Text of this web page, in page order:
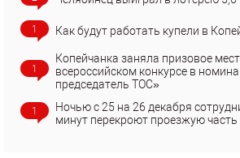
1 Как будут работать купели в
1
Копейчанка заняла призовое
всероссийском конкурсе в
председатель ТОС»
1
Ночью с 25 на 26 декабря
минут перекроют проезжую часть